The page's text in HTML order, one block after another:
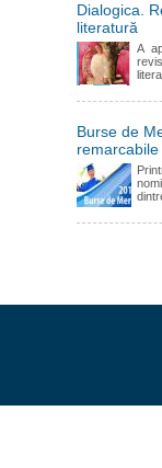
Dialogica.
literatură
A
Burse de